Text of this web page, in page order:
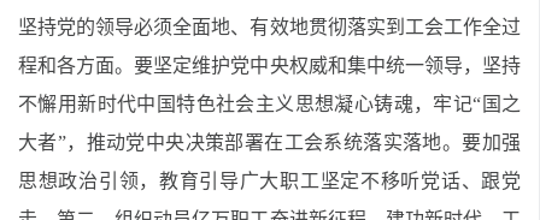
坚持党的领导必须全面地、有效地贯彻落实到工会工作全过
程和各方面。要坚定维护党中央权威和集中统一领导，坚持
不懈用新时代中国特色社会主义思想凝心铸魂，牢记“国之
大者”，推动党中央决策部署在工会系统落实落地。要加强
思想政治引领，教育引导广大职工坚定不移听党话、跟党